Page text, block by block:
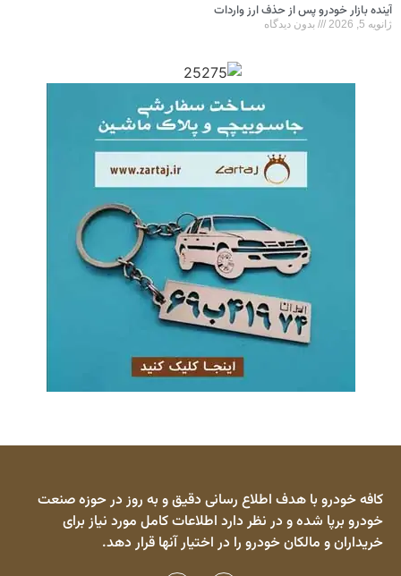
آینده بازار خودرو پس از حذف ارز واردات
ژانویه 5, 2026 بدون دیدگاه
کافه خودرو با هدف اطلاع رسانی دقیق و به روز در حوزه صنعت
خودرو برپا شده و در نظر دارد اطلاعات کامل مورد نیاز برای
خریداران و مالکان خودرو را در اختیار آنها قرار دهد.